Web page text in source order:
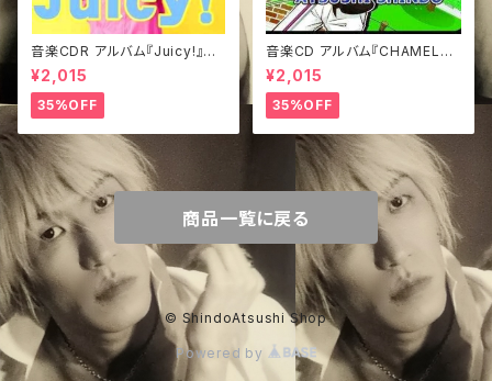
音楽CDR アルバム『Juicy!』き
ぃジャケVer.
¥2,015
35%OFF
音楽CD アルバム『CHAMELEO
N』
¥2,015
35%OFF
商品一覧に戻る
© ShindoAtsushi Shop
Powered by